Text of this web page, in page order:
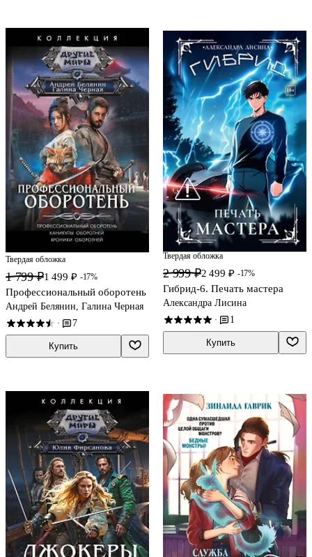
Твердая обложка
1 799 ₽1 499 ₽ -17%
Профессиональный оборотень
Андрей Белянин, Галина Черная
· 7
Купить
Твердая обложка
2 999 ₽2 499 ₽ -17%
Гибрид-6. Печать мастера
Александра Лисина
· 1
Купить